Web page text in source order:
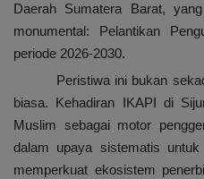
Daerah Sumatera Barat,
monumental: Pelantikan
periode 2026-2030.
Peristiwa ini bukan
biasa. Kehadiran IKAPI di
Muslim sebagai motor
dalam upaya sistematis
memperkuat ekosistem